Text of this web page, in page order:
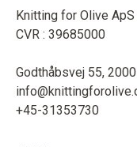
Knitting for Olive ApS
CVR : 39685000
Godthåbsvej 55,
+45-31353730